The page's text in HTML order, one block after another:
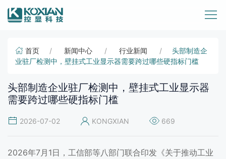
首页 新闻中心 行业新闻
头部制造企
业驻厂检测中，壁挂式工业显示器需要跨过哪些硬指标门槛
头部制造企业驻厂检测中，壁挂式工业显示器
需要跨过哪些硬指标门槛
2026-07-02 KONGXIAN 669
2026年7月1日，工信部等八部门联合印发《关于推动工业